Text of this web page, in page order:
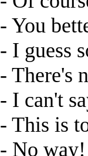
- You
- I guess
- There's
- I can't
- This is
- No